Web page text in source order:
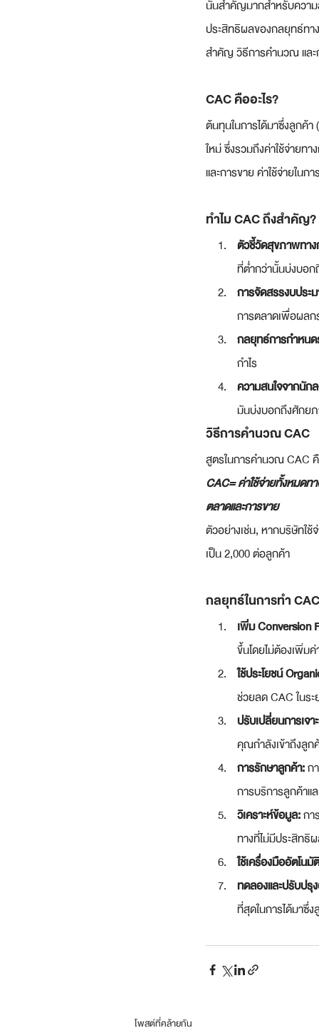
นั้นสำคัญมากสำหรับความ
ประสิทธิผลของกลยุทธ์ทา
สำคัญ วิธีการคำนวณ แล
CAC คืออะไร?
ต้นทุนในการได้มาซึ่งลูกค้
ใหม่ ซึ่งรวมถึงค่าใช้จ่ายท
และการขาย ค่าใช้จ่ายใน
ทำไม CAC ถึงสำคัญ?
ตัวชี้วัดสุขภาพทาง
ที่ต่ำกว่านั้นบ่งบอก
การจัดสรรงบประ
การตลาดเพื่อผลก
กลยุทธ์การกำหนด
กำไร
ความสนใจจากนัก
มันบ่งบอกถึงศักยภ
วิธีการคำนวณ CAC
สูตรในการคำนวณ CAC
CAC= ค่าใช้จ่ายทั้งหมดท
ตลาดและการขาย​
ตัวอย่างเช่น, หากบริษัทใช้
เป็น 2,000 ต่อลูกค้า
กลยุทธ์ในการทำ
เพิ่ม Conversion
ขึ้นโดยไม่ต้องเพิ่มค่
ใช้ประโยชน์
ช่วยลด CAC ในระ
ปรับเปลี่ยนการเจ
คุณกำลังเข้าถึงลู
การรักษาลูกค้า: ก
การบริการลูกค้าแ
วิเคราะห์ข้อมูล: กา
ทางที่ไม่มีประสิทธิ
ใช้เครื่องมืออัตโน
ทดลองและปรับปรุ
ที่สุดในการได้มาซึ่
โพสต์ที่คล้ายกัน